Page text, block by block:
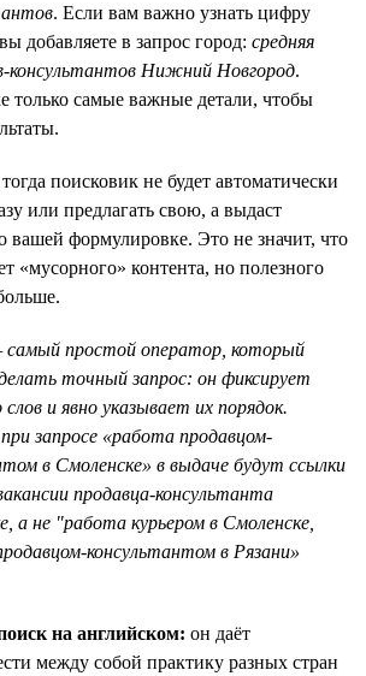
. Если вам важно узнать цифру
добавляете в запрос город: средняя
консультантов Нижний Новгород.
только самые важные детали, чтобы
тогда поисковик не будет автоматически
или предлагать свою, а выдаст
вашей формулировке. Это не значит, что
«мусорного» контента, но полезного
простой оператор, который
точный запрос: он фиксирует
слов и явно указывает их порядок.
запросе «работа продавцом-
в Смоленске» в выдаче будут ссылки
продавца-консультанта
а не "работа курьером в Смоленске,
консультантом в Рязани»
на английском: он даёт
между собой практику разных стран